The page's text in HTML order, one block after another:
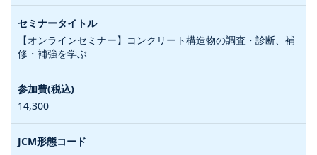
【オンラインセミナー】コンクリート構造物の調査・診断、補
修・補強を学ぶ
14,300